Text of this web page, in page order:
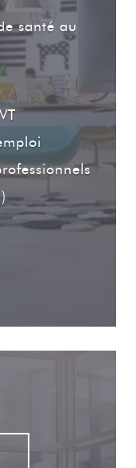
santé au